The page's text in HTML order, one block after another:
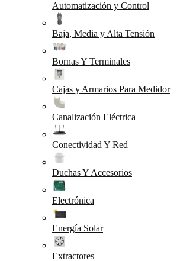
Automatización y Control
Baja, Media y Alta Tensión
Bornas Y Terminales
Cajas y Armarios Para Medidor
Canalización Eléctrica
Conectividad Y Red
Duchas Y Accesorios
Electrónica
Energía Solar
Extractores